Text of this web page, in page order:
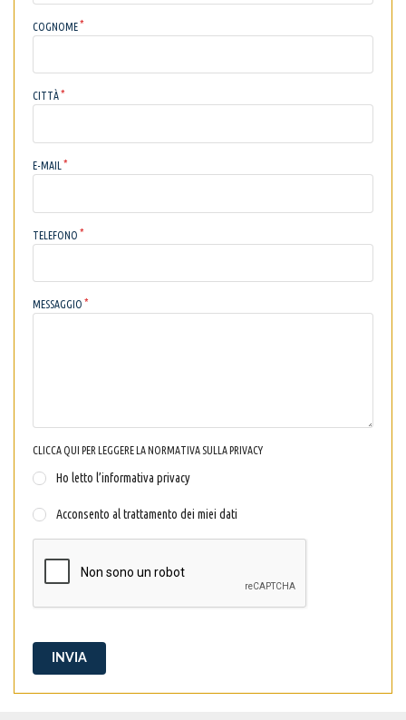
COGNOME
CITTÀ
E-MAIL
TELEFONO
MESSAGGIO
CLICCA QUI PER LEGGERE LA NORMATIVA SULLA PRIVACY
Ho letto l’informativa privacy
Acconsento al trattamento dei miei dati
INVIA